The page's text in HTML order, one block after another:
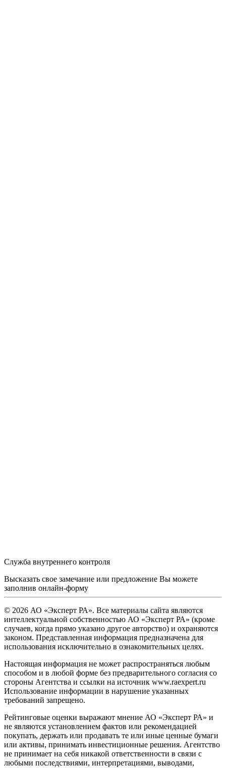
Служба внутреннего контроля
Высказать свое замечание или предложение Вы можете
заполнив онлайн-форму
© 2026 АО «Эксперт РА». Все материалы сайта являются
интеллектуальной собственностью АО «Эксперт РА» (кроме
случаев, когда прямо указано другое авторство) и охраняются
законом. Представленная информация предназначена для
использования исключительно в ознакомительных целях.
Настоящая информация не может распространяться любым
способом и в любой форме без предварительного согласия со
стороны Агентства и ссылки на источник www.raexpert.ru
Использование информации в нарушение указанных
требований запрещено.
Рейтинговые оценки выражают мнение АО «Эксперт РА» и
не являются установлением фактов или рекомендацией
покупать, держать или продавать те или иные ценные бумаги
или активы, принимать инвестиционные решения. Агентство
не принимает на себя никакой ответственности в связи с
любыми последствиями, интерпретациями, выводами,